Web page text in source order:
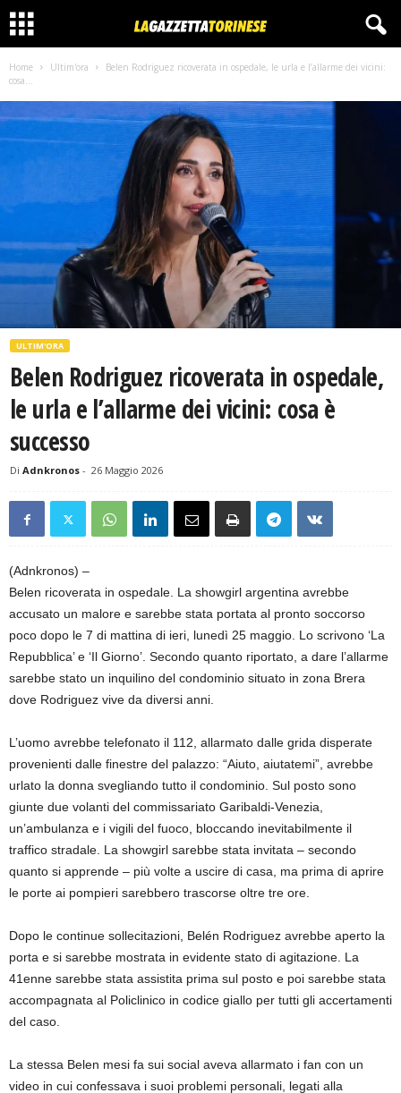
Home Ultim'ora
Belen Rodriguez ricoverata in ospedale, le urla e l’allarme dei vicini:
cosa...
ULTIM'ORA
Belen Rodriguez ricoverata in ospedale,
le urla e l’allarme dei vicini: cosa è
successo
Di Adnkronos - 26 Maggio 2026
(Adnkronos) –
Belen ricoverata in ospedale. La showgirl argentina avrebbe
accusato un malore e sarebbe stata portata al pronto soccorso
poco dopo le 7 di mattina di ieri, lunedì 25 maggio. Lo scrivono ‘La
Repubblica’ e ‘Il Giorno’. Secondo quanto riportato, a dare l’allarme
sarebbe stato un inquilino del condominio situato in zona Brera
dove Rodriguez vive da diversi anni.
L’uomo avrebbe telefonato il 112, allarmato dalle grida disperate
provenienti dalle finestre del palazzo: “Aiuto, aiutatemi”, avrebbe
urlato la donna svegliando tutto il condominio. Sul posto sono
giunte due volanti del commissariato Garibaldi-Venezia,
un’ambulanza e i vigili del fuoco, bloccando inevitabilmente il
traffico stradale. La showgirl sarebbe stata invitata – secondo
quanto si apprende – più volte a uscire di casa, ma prima di aprire
le porte ai pompieri sarebbero trascorse oltre tre ore.
Dopo le continue sollecitazioni, Belén Rodriguez avrebbe aperto la
porta e si sarebbe mostrata in evidente stato di agitazione. La
41enne sarebbe stata assistita prima sul posto e poi sarebbe stata
accompagnata al Policlinico in codice giallo per tutti gli accertamenti
del caso.
La stessa Belen mesi fa sui social aveva allarmato i fan con un
video in cui confessava i suoi problemi personali, legati alla